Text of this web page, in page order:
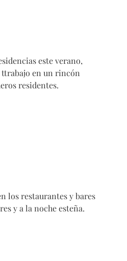
este verano,
en un rincón
residentes.
los restaurantes y bares
y a la noche esteña.